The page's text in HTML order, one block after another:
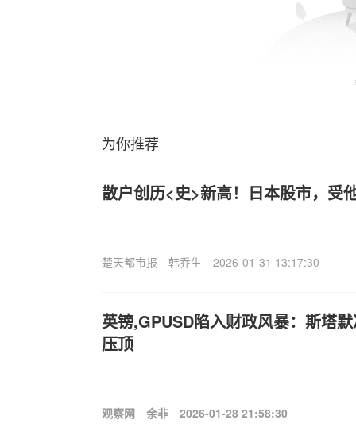
为你推荐
散户创历<史>新高！日本股市，受
楚天都市报 韩乔生 2026-01-31 13:17:30
英镑,GPUSD陷入财政风暴：斯塔
压顶
观察网 余非 2026-01-28 21:58:30